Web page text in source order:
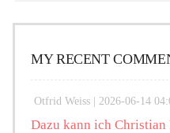
MY RECENT
Otfrid Weiss | 2026-06-14
Dazu kann ich